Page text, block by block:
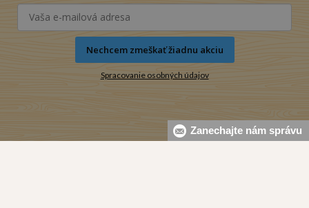
Zanechajte nám správu
Nechcem zmeškať žiadnu akciu
Spracovanie osobných údajov